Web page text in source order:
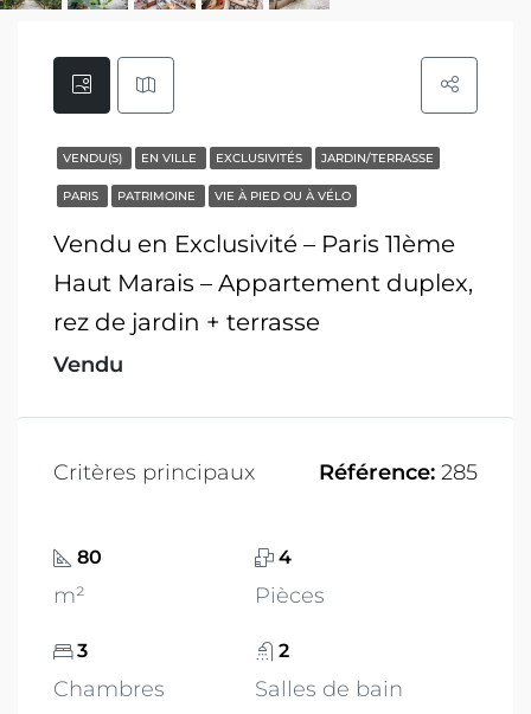
VENDU(S) EN VILLE EXCLUSIVITÉS JARDIN/TERRASSE
PARIS PATRIMOINE VIE À PIED OU À VÉLO
Vendu en Exclusivité – Paris 11ème
Haut Marais – Appartement duplex,
rez de jardin + terrasse
Vendu
Critères principaux Référence: 285
80
m²
4
Pièces
3
Chambres
2
Salles de bain